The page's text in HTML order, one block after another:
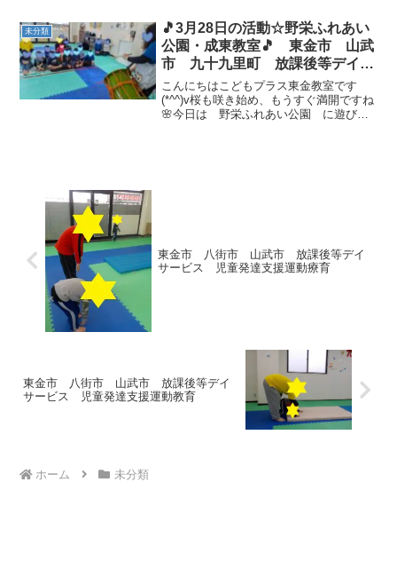
(≧▽≦)ﾉブランコやジャングルジムにシ
ー...
未分類
🎵3月28日の活動☆野栄ふれあい
公園・成東教室🎵 東金市 山武
市 九十九里町 放課後等デイサ
ービス 児童発達支援 運動療
育 教室見学
こんにちはこどもプラス東金教室です
(*^^)v桜も咲き始め、もうすぐ満開ですね
🌸今日は 野栄ふれあい公園 に遊びに
東金市 八街市 山武市 放課後等デイ
サービス 児童発達支援運動療育
東金市 八街市 山武市 放課後等デイ
サービス 児童発達支援運動教育
ホーム 未分類